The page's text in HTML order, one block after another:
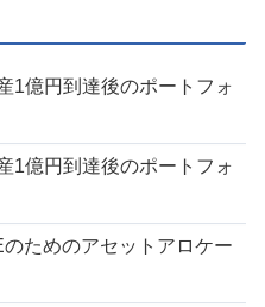
1億円到達後のポートフォ
1億円到達後のポートフォ
ためのアセットアロケー